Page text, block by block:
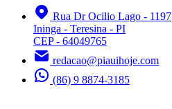
Rua Dr Ocilio Lago - 1197
Ininga - Teresina - PI
CEP - 64049765
redacao@piauihoje.com
(86) 9 8874-3185